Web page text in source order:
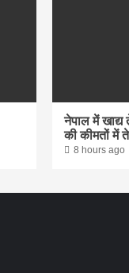
नेपाल में
की कीमतों में
8 hours ago